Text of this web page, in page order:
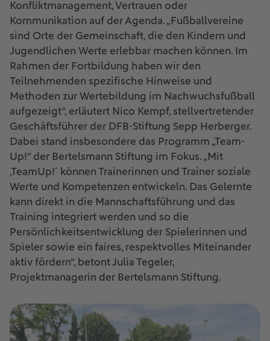
Konfliktmanagement, Vertrauen oder
Kommunikation auf der Agenda. „Fußballvereine
sind Orte der Gemeinschaft, die den Kindern und
Jugendlichen Werte erlebbar machen können. Im
Rahmen der Fortbildung haben wir den
Teilnehmenden spezifische Hinweise und
Methoden zur Wertebildung im Nachwuchsfußball
aufgezeigt“, erläutert Nico Kempf, stellvertretender
Geschäftsführer der DFB-Stiftung Sepp Herberger.
Dabei stand insbesondere das Programm „Team-
Up!“ der Bertelsmann Stiftung im Fokus. „Mit
‚TeamUp!´ können Trainerinnen und Trainer soziale
Werte und Kompetenzen entwickeln. Das Gelernte
kann direkt in die Mannschaftsführung und das
Training integriert werden und so die
Persönlichkeitsentwicklung der Spielerinnen und
Spieler sowie ein faires, respektvolles Miteinander
aktiv fördern“, betont Julia Tegeler,
Projektmanagerin der Bertelsmann Stiftung.